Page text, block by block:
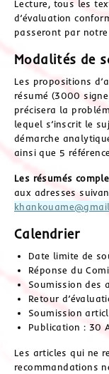
Lecture, tous les
d’évaluation
passeront par
Modalités de
Les propositions
résumé (3000
précisera la
lequel s’inscrit le
démarche
ainsi que 5
Les résumés
aux adresses
Calendrier
Date limite de
Réponse du
Soumission des
Retour
Soumission
Publication : 30
Les articles qui ne
recommandations